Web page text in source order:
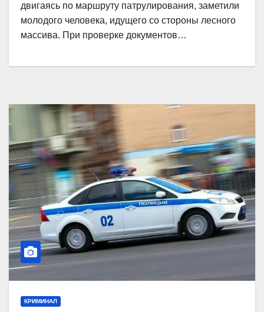
двигаясь по маршруту патрулирования, заметили
молодого человека, идущего со стороны лесного
массива. При проверке документов…
КРИМИНАЛ